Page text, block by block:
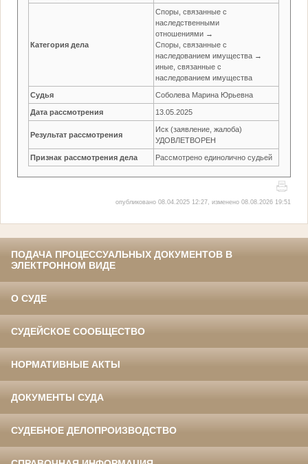
Категория дела
Споры, связанные с
наследственными
отношениями →
Споры, связанные с
наследованием имущества →
иные, связанные с
наследованием имущества
Судья Соболева Марина Юрьевна
Дата рассмотрения 13.05.2025
Результат рассмотрения
Иск (заявление, жалоба)
УДОВЛЕТВОРЕН
Признак рассмотрения дела Рассмотрено единолично судьей
опубликовано 08.04.2025 12:27, изменено 08.08.2026 19:51
ПОДАЧА ПРОЦЕССУАЛЬНЫХ ДОКУМЕНТОВ В
ЭЛЕКТРОННОМ ВИДЕ
О СУДЕ
СУДЕЙСКОЕ СООБЩЕСТВО
НОРМАТИВНЫЕ АКТЫ
ДОКУМЕНТЫ СУДА
СУДЕБНОЕ ДЕЛОПРОИЗВОДСТВО